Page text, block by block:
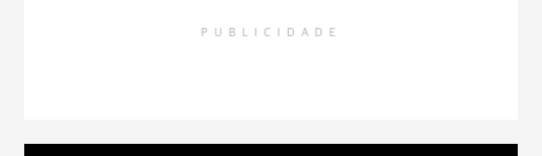
PUBLICIDADE